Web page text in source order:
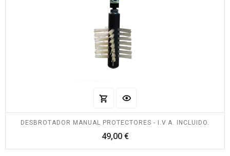
DESBROTADOR MANUAL PROTECTORES - I.V.A. INCLUIDO.
49,00 €Precio